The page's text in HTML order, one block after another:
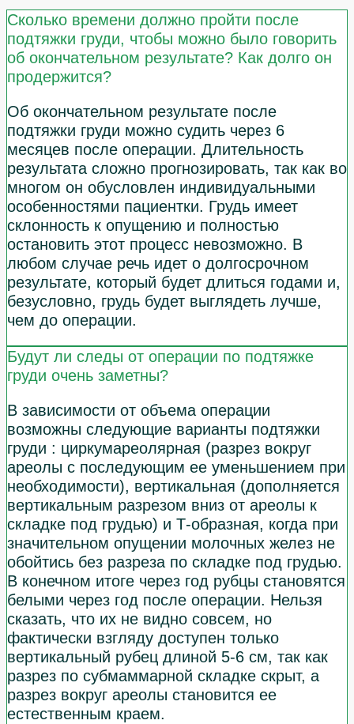
Сколько времени должно пройти после
подтяжки груди, чтобы можно было говорить
об окончательном результате? Как долго он
продержится?
Об окончательном результате после
подтяжки груди можно судить через 6
месяцев после операции. Длительность
результата сложно прогнозировать, так как во
многом он обусловлен индивидуальными
особенностями пациентки. Грудь имеет
склонность к опущению и полностью
остановить этот процесс невозможно. В
любом случае речь идет о долгосрочном
результате, который будет длиться годами и,
безусловно, грудь будет выглядеть лучше,
чем до операции.
Будут ли следы от операции по подтяжке
груди очень заметны?
В зависимости от объема операции
возможны следующие варианты подтяжки
груди : циркумареолярная (разрез вокруг
ареолы с последующим ее уменьшением при
необходимости), вертикальная (дополняется
вертикальным разрезом вниз от ареолы к
складке под грудью) и Т-образная, когда при
значительном опущении молочных желез не
обойтись без разреза по складке под грудью.
В конечном итоге через год рубцы становятся
белыми через год после операции. Нельзя
сказать, что их не видно совсем, но
фактически взгляду доступен только
вертикальный рубец длиной 5-6 см, так как
разрез по субмаммарной складке скрыт, а
разрез вокруг ареолы становится ее
естественным краем.